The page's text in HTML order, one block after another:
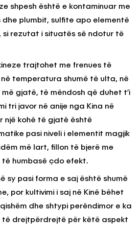
shpesh është e kontaminuar me
plumbit, sulfite apo elementë
rezutat i situatës së ndotur të
trajtohet me frenues të
temperatura shumë të ulta, në
gjatë, të mëndosh që duhet t’i
tri javor në anije nga Kina në
një kohë të gjatë është
pasi niveli i elementit magjik
më lart, fillon të bjerë me
të humbasë çdo efekt.
sy pasi forma e saj është shumë
por kultivimi i saj në Kinë bëhet
dhe shtypi perëndimor e ka
të drejtpërdrejtë për këtë aspekt